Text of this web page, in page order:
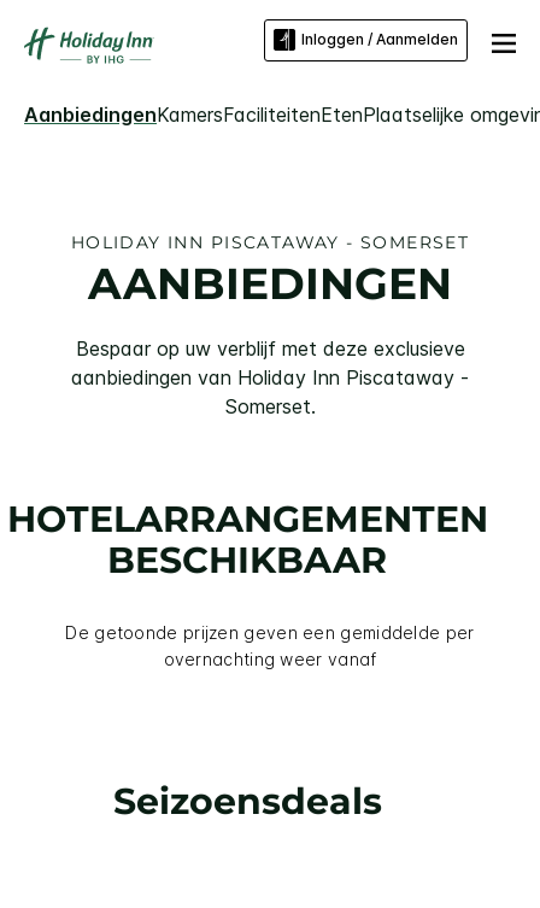
Inloggen / Aanmelden
AanbiedingenKamersFaciliteitenEtenPlaatselijke
HOLIDAY INN PISCATAWAY - SOMERSET
AANBIEDINGEN
Bespaar op uw verblijf met deze exclusieve
aanbiedingen van Holiday Inn Piscataway -
Somerset.
HOTELARRANGEMENTEN
BESCHIKBAAR
De getoonde prijzen geven een gemiddelde per
overnachting weer vanaf
Seizoensdeals